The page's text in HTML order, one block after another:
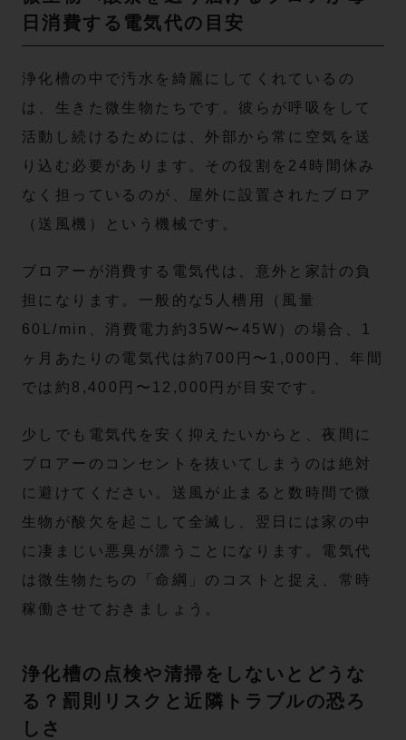
日消費する電気代の目安
浄化槽の中で汚水を綺麗にしてくれているの
は、生きた微生物たちです。彼らが呼吸をして
活動し続けるためには、外部から常に空気を送
り込む必要があります。その役割を24時間休み
なく担っているのが、屋外に設置されたブロア
（送風機）という機械です。
ブロアーが消費する電気代は、意外と家計の負
担になります。一般的な5人槽用（風量
60L/min、消費電力約35W〜45W）の場合、1
ヶ月あたりの電気代は約700円〜1,000円、年間
では約8,400円〜12,000円が目安です。
少しでも電気代を安く抑えたいからと、夜間に
ブロアーのコンセントを抜いてしまうのは絶対
に避けてください。送風が止まると数時間で微
生物が酸欠を起こして全滅し、翌日には家の中
に凄まじい悪臭が漂うことになります。電気代
は微生物たちの「命綱」のコストと捉え、常時
稼働させておきましょう。
浄化槽の点検や清掃をしないとどうな
る？罰則リスクと近隣トラブルの恐ろ
しさ